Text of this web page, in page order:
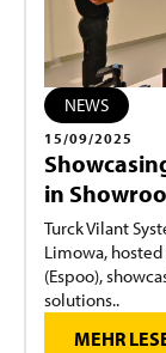
NEWS
15/09/2025
in
Turck Vilant
Limowa,
(Espoo),
solutions..
MEHR